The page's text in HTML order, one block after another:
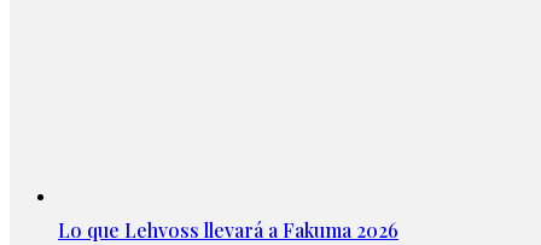
Lo que Lehvoss llevará a Fakuma 2026